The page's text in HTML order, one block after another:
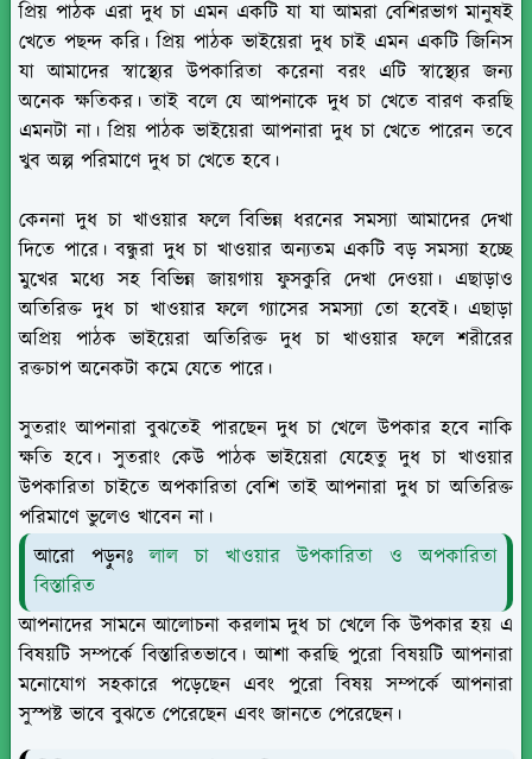
প্রিয় পাঠক এরা দুধ চা এমন একটি যা যা আমরা বেশিরভাগ মানুষই
খেতে পছন্দ করি। প্রিয় পাঠক ভাইয়েরা দুধ চাই এমন একটি জিনিস
যা আমাদের স্বাস্থ্যের উপকারিতা করেনা বরং এটি স্বাস্থ্যের জন্য
অনেক ক্ষতিকর। তাই বলে যে আপনাকে দুধ চা খেতে বারণ করছি
এমনটা না। প্রিয় পাঠক ভাইয়েরা আপনারা দুধ চা খেতে পারেন তবে
খুব অল্প পরিমাণে দুধ চা খেতে হবে।
কেননা দুধ চা খাওয়ার ফলে বিভিন্ন ধরনের সমস্যা আমাদের দেখা
দিতে পারে। বন্ধুরা দুধ চা খাওয়ার অন্যতম একটি বড় সমস্যা হচ্ছে
মুখের মধ্যে সহ বিভিন্ন জায়গায় ফুসকুরি দেখা দেওয়া। এছাড়াও
অতিরিক্ত দুধ চা খাওয়ার ফলে গ্যাসের সমস্যা তো হবেই। এছাড়া
অপ্রিয় পাঠক ভাইয়েরা অতিরিক্ত দুধ চা খাওয়ার ফলে শরীরের
রক্তচাপ অনেকটা কমে যেতে পারে।
সুতরাং আপনারা বুঝতেই পারছেন দুধ চা খেলে উপকার হবে নাকি
ক্ষতি হবে। সুতরাং কেউ পাঠক ভাইয়েরা যেহেতু দুধ চা খাওয়ার
উপকারিতা চাইতে অপকারিতা বেশি তাই আপনারা দুধ চা অতিরিক্ত
পরিমাণে ভুলেও খাবেন না।
আরো পড়ুনঃলাল চা খাওয়ার উপকারিতা ও অপকারিতা
বিস্তারিত
আপনাদের সামনে আলোচনা করলাম দুধ চা খেলে কি উপকার হয় এ
বিষয়টি সম্পর্কে বিস্তারিতভাবে। আশা করছি পুরো বিষয়টি আপনারা
মনোযোগ সহকারে পড়েছেন এবং পুরো বিষয় সম্পর্কে আপনারা
সুস্পষ্ট ভাবে বুঝতে পেরেছেন এবং জানতে পেরেছেন।